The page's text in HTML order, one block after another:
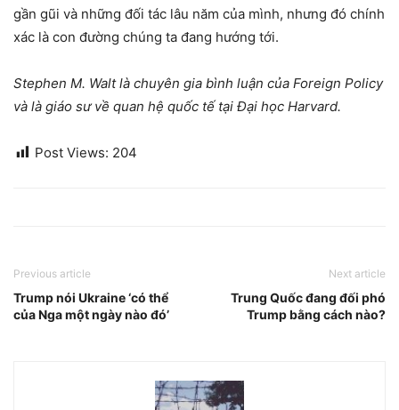
gần gũi và những đối tác lâu năm của mình, nhưng đó chính
xác là con đường chúng ta đang hướng tới.
Stephen M. Walt là chuyên gia bình luận của Foreign Policy
và là giáo sư về quan hệ quốc tế tại Đại học Harvard.
Post Views: 204
Previous article
Trump nói Ukraine ‘có thể
của Nga một ngày nào đó’
Next article
Trung Quốc đang đối phó
Trump bằng cách nào?